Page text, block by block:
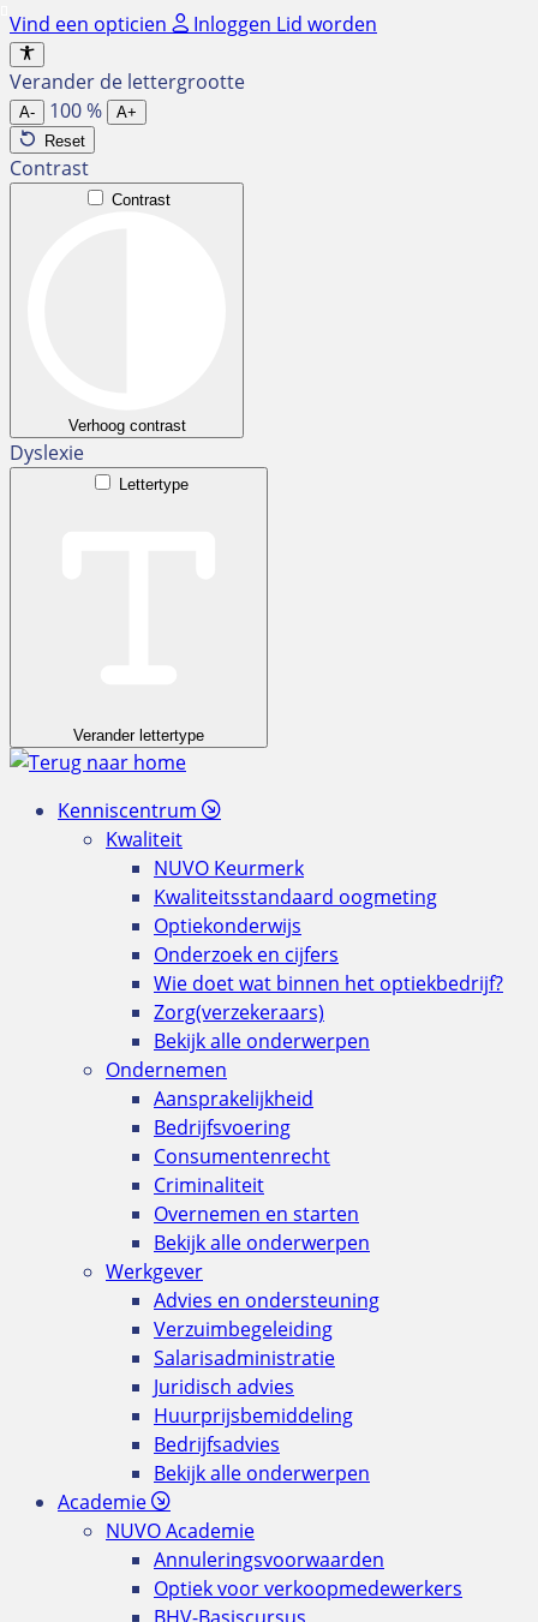
Ga
naar
de
inhoud
Vind een opticien Inloggen Lid worden
Verander de lettergrootte
A- 100%
A+
Reset
Contrast
Contrast
Verhoog contrast
Dyslexie
Lettertype
Verander lettertype
Kenniscentrum
Kwaliteit
NUVO Keurmerk
Kwaliteitsstandaard oogmeting
Optiekonderwijs
Onderzoek en cijfers
Wie doet wat binnen het optiekbedrijf?
Zorg(verzekeraars)
Bekijk alle onderwerpen
Ondernemen
Aansprakelijkheid
Bedrijfsvoering
Consumentenrecht
Criminaliteit
Overnemen en starten
Bekijk alle onderwerpen
Werkgever
Advies en ondersteuning
Verzuimbegeleiding
Salarisadministratie
Juridisch advies
Huurprijsbemiddeling
Bedrijfsadvies
Bekijk alle onderwerpen
Academie
NUVO Academie
Annuleringsvoorwaarden
Optiek voor verkoopmedewerkers